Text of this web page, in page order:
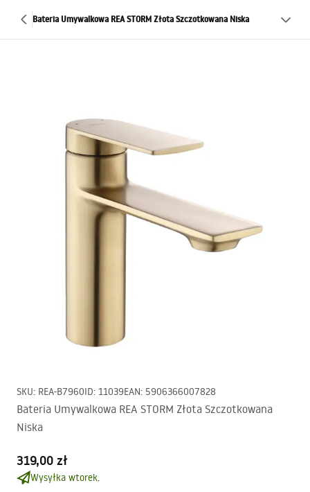
Bateria Umywalkowa REA STORM Złota Szczotkowana Niska
SKU: REA-B7960ID: 11039EAN: 5906366007828
Bateria Umywalkowa REA STORM Złota Szczotkowana
Niska
319,00 zł
Wysyłka wtorek.